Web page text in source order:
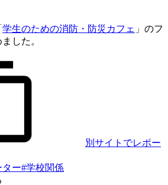
学生のための消防・防災カフェ 」のフ
した。
別サイトでレポー
ター#学校関係